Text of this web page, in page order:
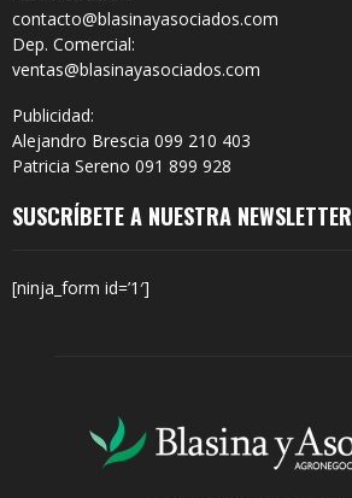
contacto@blasinayasociados.com
Dep. Comercial:
ventas@blasinayasociados.com
Publicidad:
Alejandro Brescia 099 210 403
Patricia Sereno 091 899 928
SUSCRÍBETE A NUESTRA NEWSLETTER
[ninja_form id=’1′]